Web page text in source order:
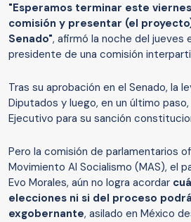
"Esperamos terminar este
comisión y presentar (el
Senado", afirmó la noche del jueves
presidente de una comisión
Tras su aprobación en el Senado, la
Diputados y luego, en un último
Ejecutivo para su sanción
Pero la comisión de parlamentarios
Movimiento Al Socialismo (MAS), el
Evo Morales, aún no logra acordar
elecciones ni si del proceso
exgobernante, asilado en México